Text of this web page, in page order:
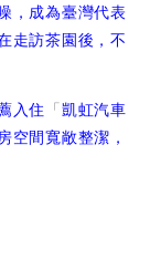
，成為臺灣代表
走訪茶園後，不
入住 「凱虹汽車
空間寬敞整潔，